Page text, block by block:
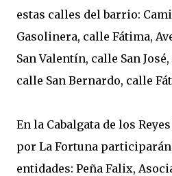
estas calles del barrio:
Gasolinera, calle Fátima,
San Valentín, calle San
calle San Bernardo, calle
En la Cabalgata de los
por La Fortuna
entidades: Peña Falix,